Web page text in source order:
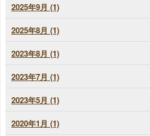
2025年9月 (1)
2025年8月 (1)
2023年8月 (1)
2023年7月 (1)
2023年5月 (1)
2020年1月 (1)